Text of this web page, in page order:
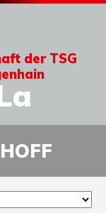
der TSG